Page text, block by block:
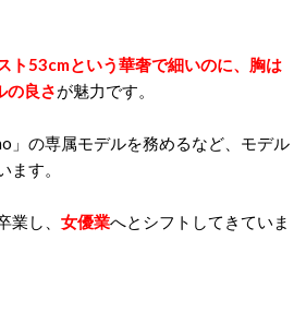
ト53cmという華奢で細いのに、胸は
の良さが魅力です。
」の専属モデルを務めるなど、モデル
ます。
業し、 女優業へとシフトしてきていま